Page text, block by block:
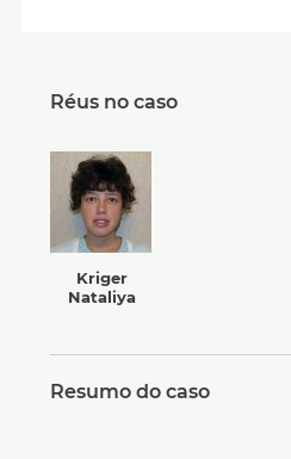
Réus no caso
Kriger
Nataliya
Resumo do caso